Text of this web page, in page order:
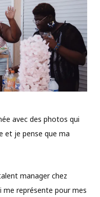
avec des photos qui
et je pense que ma
manager chez
me représente pour mes